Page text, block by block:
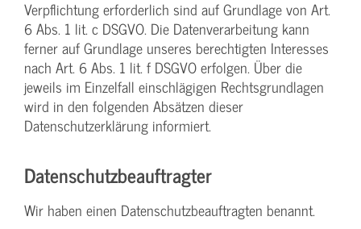
Verpflichtung erforderlich sind auf Grundlage von Art.
6 Abs. 1 lit. c DSGVO. Die Datenverarbeitung kann
ferner auf Grundlage unseres berechtigten Interesses
nach Art. 6 Abs. 1 lit. f DSGVO erfolgen. Über die
jeweils im Einzelfall einschlägigen Rechtsgrundlagen
wird in den folgenden Absätzen dieser
Datenschutzerklärung informiert.
Datenschutz­beauftragter
Wir haben einen Datenschutzbeauftragten benannt.